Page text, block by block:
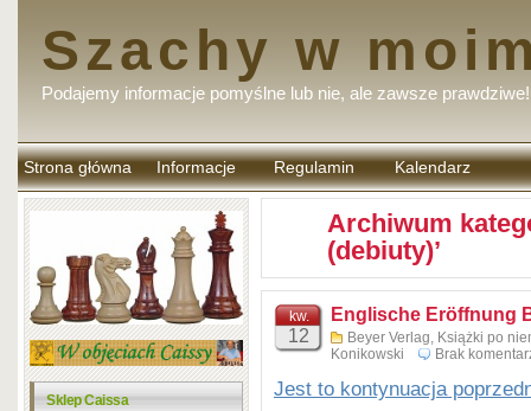
Szachy w
Podajemy informacje pomyślne lub nie, ale zawsze prawdziwe!
Strona główna Informacje Regulamin
komentarzy
Kalendarz
Sklep Caissa
Archiwum
(debiuty)’
kw.
12
Englische Eröffnung
Beyer Verlag, Książki po
Konikowski
Brak
Jest to kontynuacja